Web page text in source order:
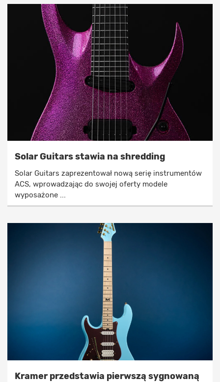
Solar Guitars stawia na shredding
Solar Guitars zaprezentował nową serię instrumentów
ACS, wprowadzając do swojej oferty modele
wyposażone ...
Kramer przedstawia pierwszą sygnowaną